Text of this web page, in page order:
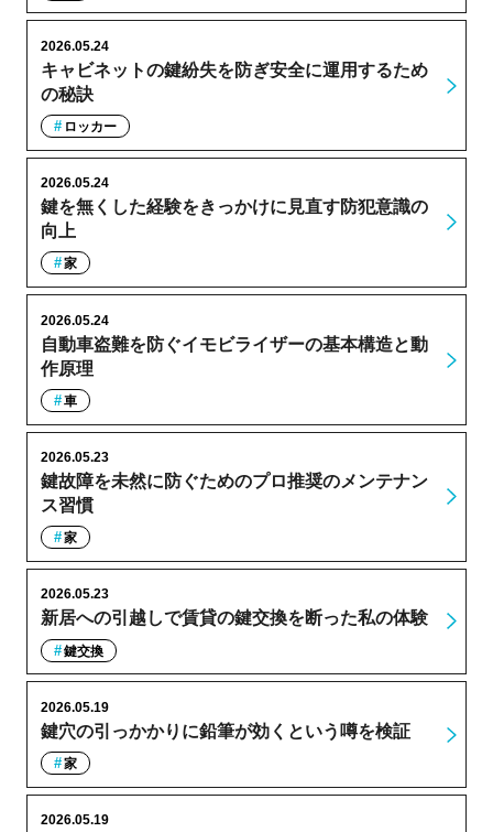
キャビネットの鍵紛失を防ぎ安全に運用するため
の秘訣
2026.05.24
ロッカー
鍵を無くした経験をきっかけに見直す防犯意識の
向上
2026.05.24
家
自動車盗難を防ぐイモビライザーの基本構造と動
作原理
2026.05.24
車
鍵故障を未然に防ぐためのプロ推奨のメンテナン
ス習慣
2026.05.23
家
新居への引越しで賃貸の鍵交換を断った私の体験
2026.05.23
鍵交換
鍵穴の引っかかりに鉛筆が効くという噂を検証
2026.05.19
家
2026.05.19